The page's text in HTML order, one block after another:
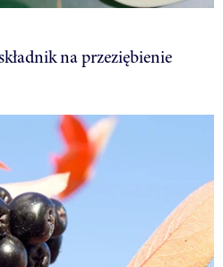
na przeziębienie